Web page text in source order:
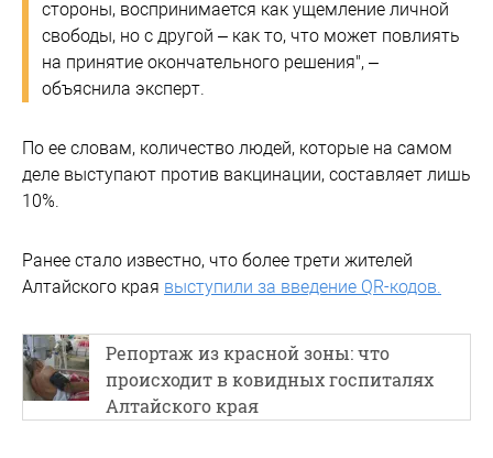
стороны, воспринимается как ущемление личной
свободы, но с другой – как то, что может повлиять
на принятие окончательного решения", –
объяснила эксперт.
По ее словам, количество людей, которые на самом
деле выступают против вакцинации, составляет лишь
10%.
Ранее стало известно, что более трети жителей
Алтайского края выступили за введение QR-кодов.
Репортаж из красной зоны: что
происходит в ковидных госпиталях
Алтайского края